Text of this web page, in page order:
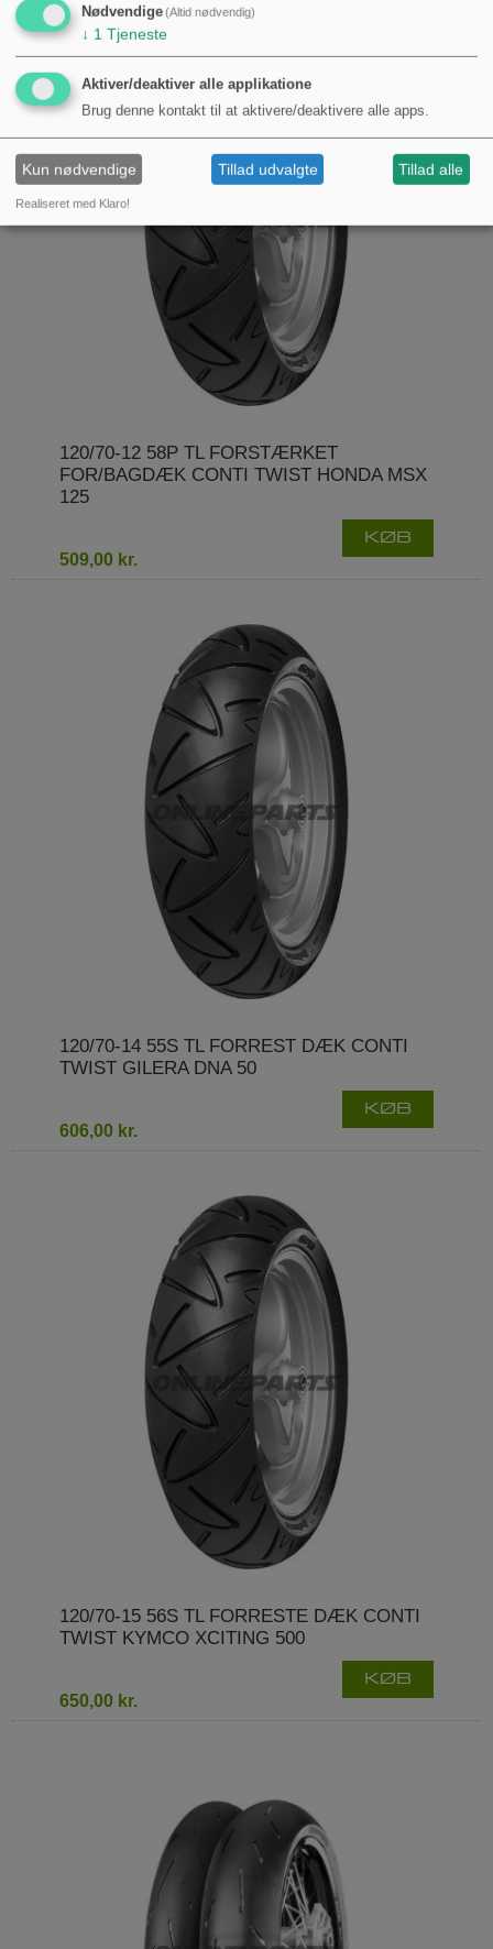
120/70-12 58P TL FORSTÆRKET
FOR/BAGDÆK CONTI TWIST HONDA MSX
125
509,00 kr.
KØB
120/70-14 55S TL FORREST DÆK CONTI
TWIST GILERA DNA 50
606,00 kr.
KØB
120/70-15 56S TL FORRESTE DÆK CONTI
TWIST KYMCO XCITING 500
650,00 kr.
KØB
Nødvendige(Altid nødvendig)
↓ 1 Tjeneste
Aktiver/deaktiver alle applikatione
Brug denne kontakt til at aktivere/deaktivere alle apps.
Kun nødvendige Tillad udvalgte Tillad alle
Realiseret med Klaro!